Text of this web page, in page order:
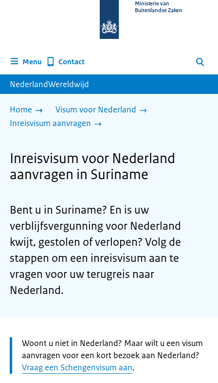
homepage
Ministerie van
Buitenlandse Zaken
Menu Contact Zoeken
NederlandWereldwijd
Home
Visum voor Nederland
Inreisvisum aanvragen
Inreisvisum voor Nederland
aanvragen in Suriname
Bent u in Suriname? En is uw
verblijfsvergunning voor Nederland
kwijt, gestolen of verlopen? Volg de
stappen om een inreisvisum aan te
vragen voor uw terugreis naar
Nederland.
Let
op:
Woont u niet in Nederland? Maar wilt u een visum
aanvragen voor een kort bezoek aan Nederland?
Vraag een Schengenvisum aan.